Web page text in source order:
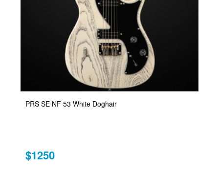
PRS SE NF 53 White Doghair
$1250